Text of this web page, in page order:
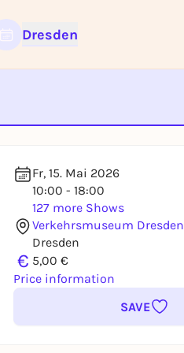
Dresden
Fr, 15. Mai 2026
10:00 - 18:00
127 more Shows
Verkehrsmuseum Dresden
Dresden
€ 5,00 €
Price information
SAVE